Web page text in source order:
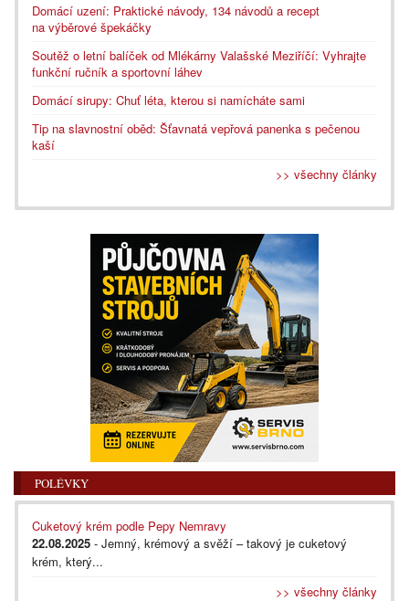
Domácí uzení: Praktické návody, 134 návodů a recept
na výběrové špekáčky
Soutěž o letní balíček od Mlékárny Valašské Meziříčí: Vyhrajte
funkční ručník a sportovní láhev
Domácí sirupy: Chuť léta, kterou si namícháte sami
Tip na slavnostní oběd: Šťavnatá vepřová panenka s pečenou
kaší
>> všechny články
POLÉVKY
Cuketový krém podle Pepy Nemravy
22.08.2025 - Jemný, krémový a svěží – takový je cuketový
krém, který...
>> všechny články